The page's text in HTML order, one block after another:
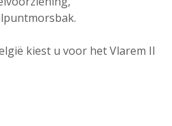
kiest u voor het Vlarem II